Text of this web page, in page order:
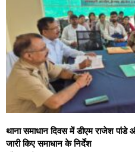
थाना समाधान दिवस में डीएम राजेश पांडे
जारी किए समाधान के निर्देश